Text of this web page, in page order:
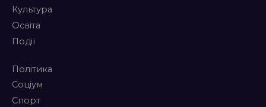
Культура
Освіта
Події
Політика
Соціум
Спорт